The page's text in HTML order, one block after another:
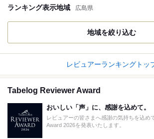
ランキング表示地域 広島県
地域を絞り込む
レビュアーランキングトッ
Tabelog Reviewer Award
おいしい「声」に、感謝を込めて。
レビュアーの皆さまへ感謝の気持ちを込め
Award 2026を発表いたします。